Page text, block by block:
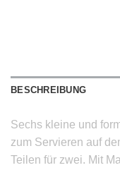
BESCHREIBUNG
Sechs kleine und
zum Servieren auf
Teilen für zwei. Mit